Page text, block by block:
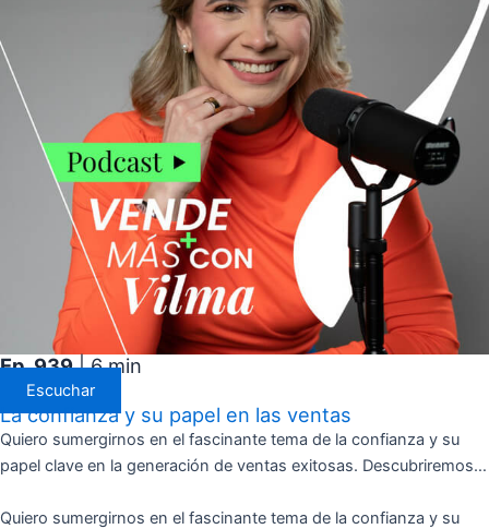
Ep. 939| 6 min
Escuchar
La confianza y su papel en las ventas
Quiero sumergirnos en el fascinante tema de la confianza y su
papel clave en la generación de ventas exitosas. Descubriremos…
Quiero sumergirnos en el fascinante tema de la confianza y su